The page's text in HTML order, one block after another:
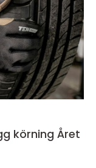
körning Året